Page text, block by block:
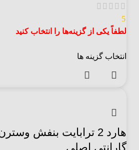
5
لطفاً یکی از گزینه‌ها را انتخاب کنید
انتخاب گزینه ها
هارد 2 ترابایت بنفش
گارانتی اصلی